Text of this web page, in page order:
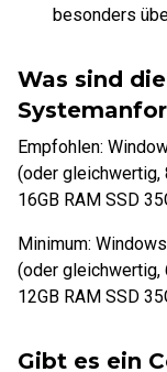
besonders
Was sind
Empfohlen:
(oder gleichwertig,
16GB RAM SSD
Minimum:
(oder gleichwertig,
12GB RAM SSD
Gibt es ein